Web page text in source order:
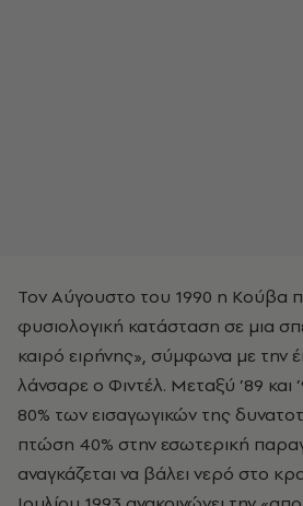
Τον Αύγουστο του 1990 η Κούβα
φυσιολογική κατάσταση σε μια
καιρό ειρήνης», σύμφωνα με την
λάνσαρε ο Φιντέλ. Μεταξύ ’89 και
80% των εισαγωγικών της
πτώση 40% στην εσωτερική
αναγκάζεται να βάλει νερό στο